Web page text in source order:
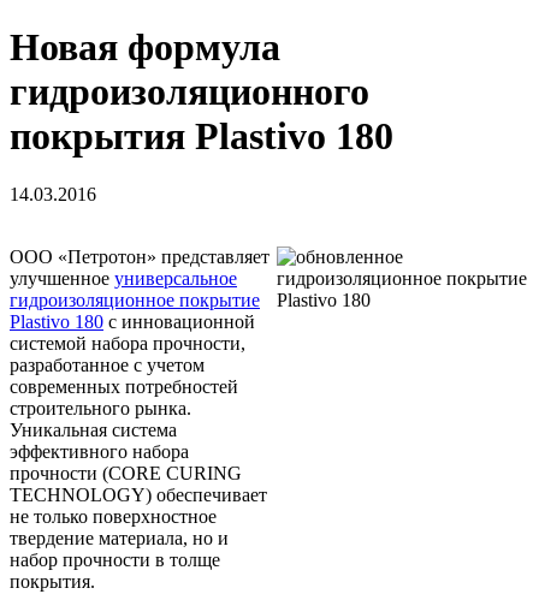
Новая формула
гидроизоляционного
покрытия Plastivo 180
14.03.2016
ООО «Петротон» представляет
улучшенное универсальное
гидроизоляционное покрытие
Plastivo 180 с инновационной
системой набора прочности,
разработанное с учетом
современных потребностей
строительного рынка.
Уникальная система
эффективного набора
прочности (CORE CURING
TECHNOLOGY) обеспечивает
не только поверхностное
твердение материала, но и
набор прочности в толще
покрытия.